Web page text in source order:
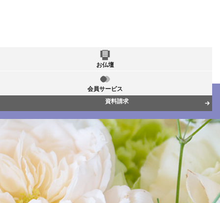
お仏壇
会員サービス
資料請求